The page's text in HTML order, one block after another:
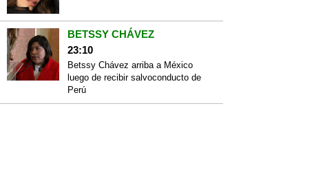
BETSSY CHÁVEZ
23:10
Betssy Chávez arriba a México
luego de recibir salvoconducto de
Perú